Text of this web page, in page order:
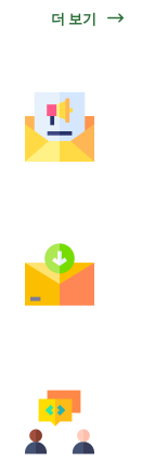
더 보기